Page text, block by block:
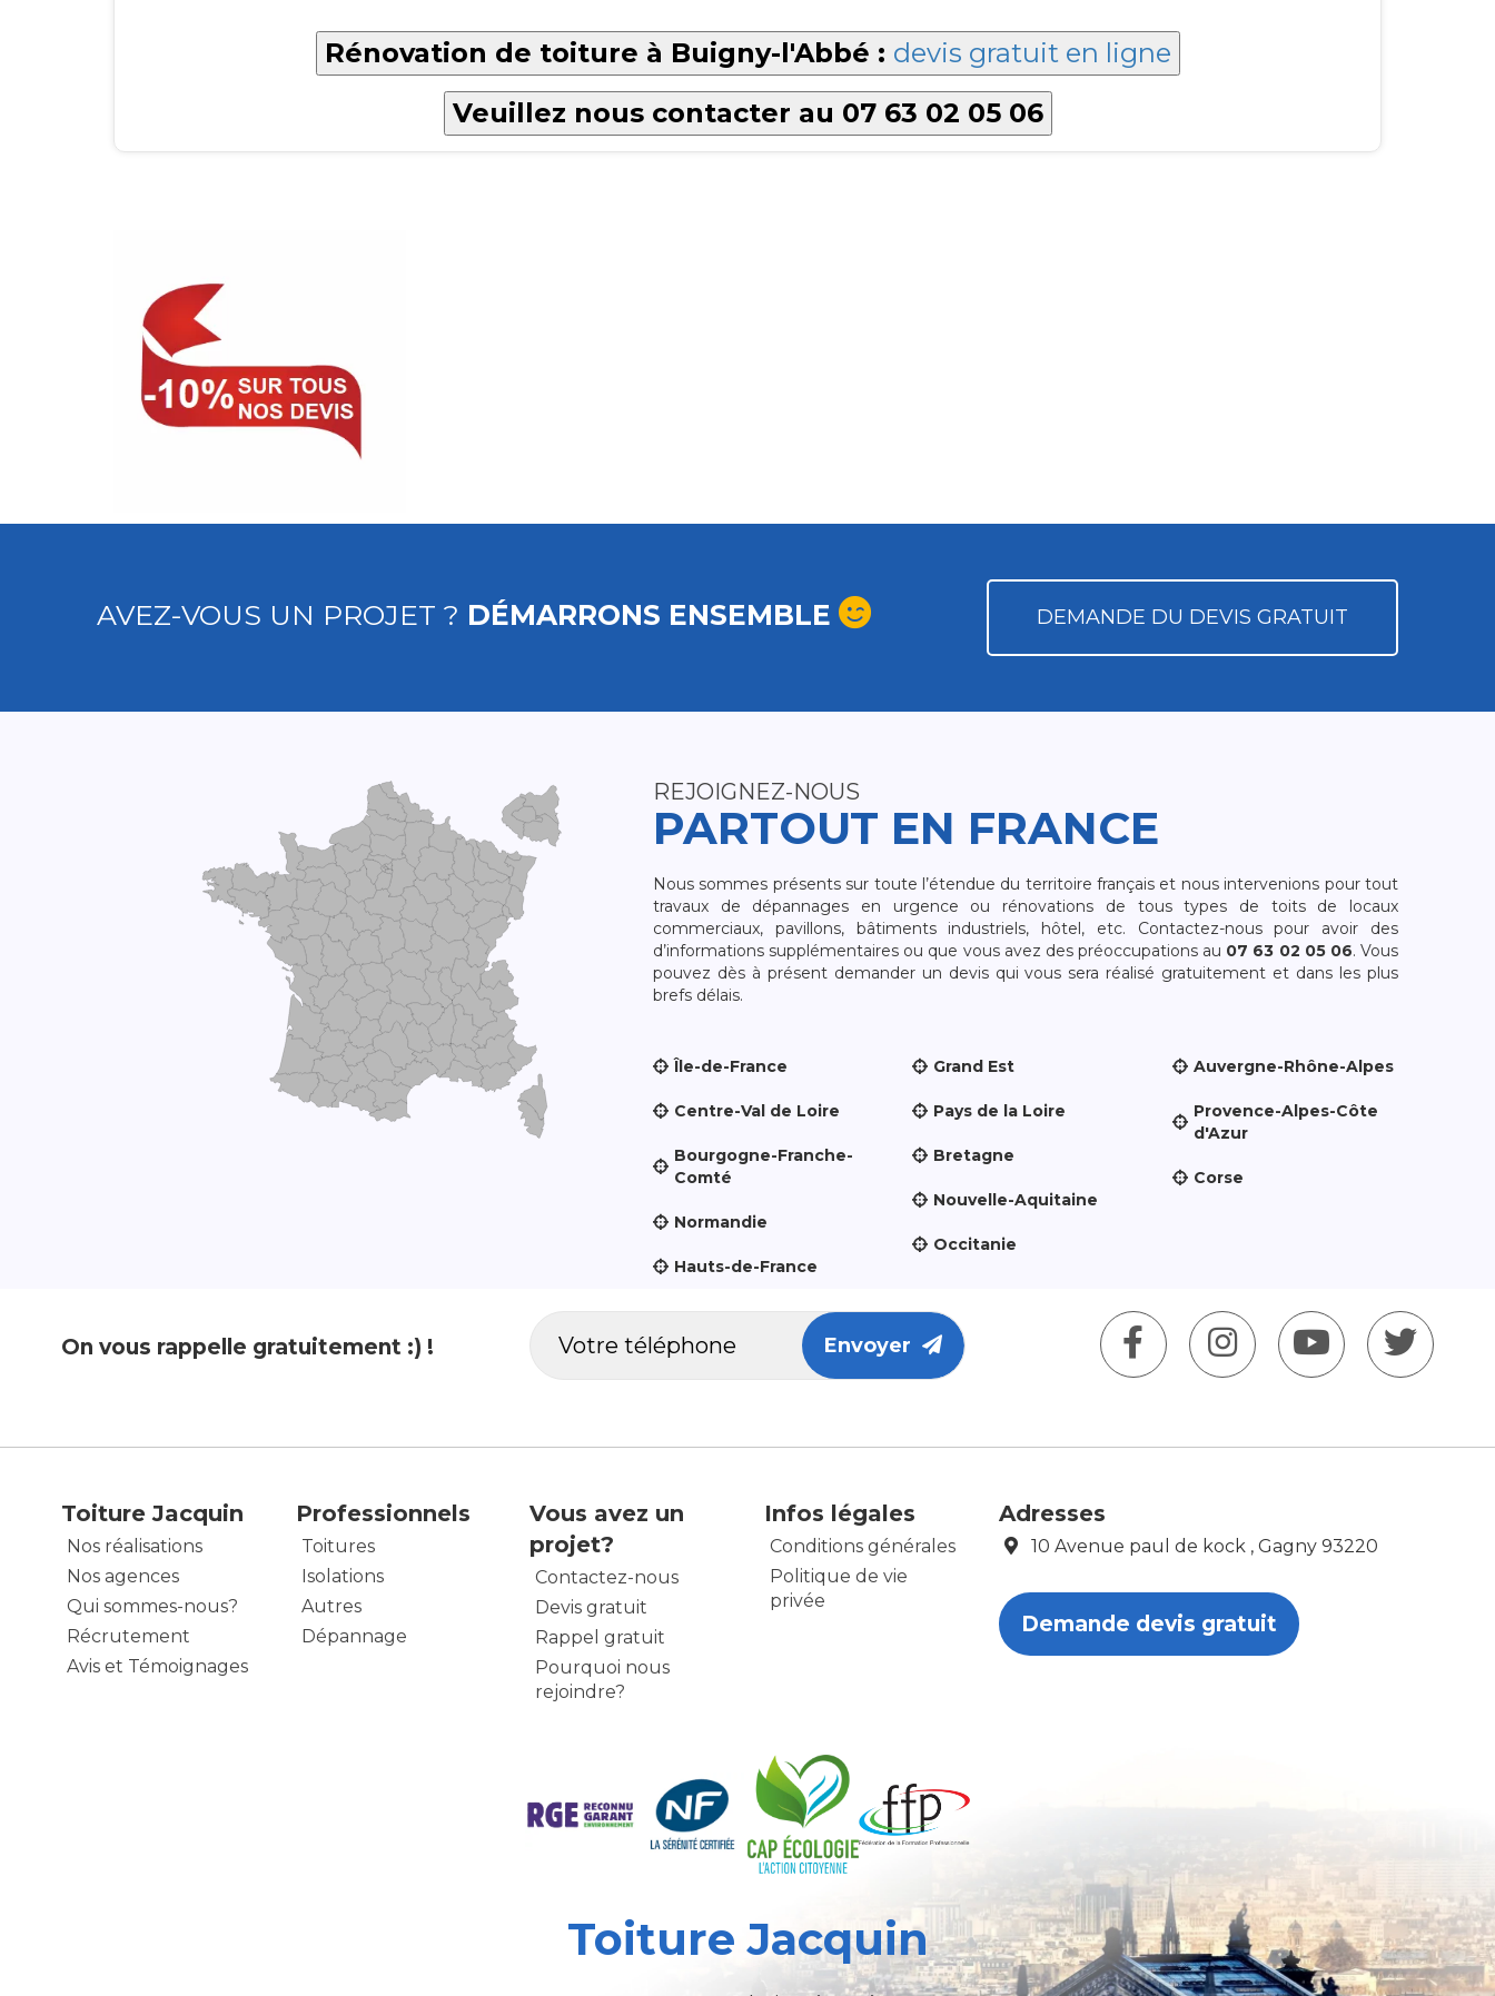
Rénovation de toiture à Buigny-l'Abbé : devis gratuit en ligne
Veuillez nous contacter au 07 63 02 05 06
AVEZ-VOUS UN PROJET ? DÉMARRONS ENSEMBLE DEMANDE DU DEVIS GRATUIT
REJOIGNEZ-NOUS
PARTOUT EN FRANCE
Nous sommes présents sur toute l’étendue du territoire français et nous intervenions pour tout
travaux de dépannages en urgence ou rénovations de tous types de toits de locaux
commerciaux, pavillons, bâtiments industriels, hôtel, etc. Contactez-nous pour avoir des
d’informations supplémentaires ou que vous avez des préoccupations au 07 63 02 05 06. Vous
pouvez dès à présent demander un devis qui vous sera réalisé gratuitement et dans les plus
brefs délais.
Île-de-France
Centre-Val de Loire
Bourgogne-Franche-
Comté
Normandie
Hauts-de-France
Grand Est
Pays de la Loire
Bretagne
Nouvelle-Aquitaine
Occitanie
Auvergne-Rhône-Alpes
Provence-Alpes-Côte
d'Azur
Corse
On vous rappelle gratuitement :) ! Envoyer
Toiture Jacquin
Nos réalisations
Nos agences
Qui sommes-nous?
Récrutement
Avis et Témoignages
Professionnels
Toitures
Isolations
Autres
Dépannage
Vous avez un
projet?
Contactez-nous
Devis gratuit
Rappel gratuit
Pourquoi nous
rejoindre?
Infos légales
Conditions générales
Politique de vie
privée
Adresses
10 Avenue paul de kock , Gagny 93220
Demande devis gratuit
Toiture Jacquin